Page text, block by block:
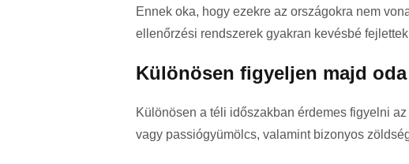
Ennek oka, hogy ezekre az országokra nem
ellenőrzési rendszerek gyakran kevésbé
Különösen figyeljen majd
Különösen a téli időszakban érdemes figyelni
vagy passiógyümölcs, valamint bizonyos